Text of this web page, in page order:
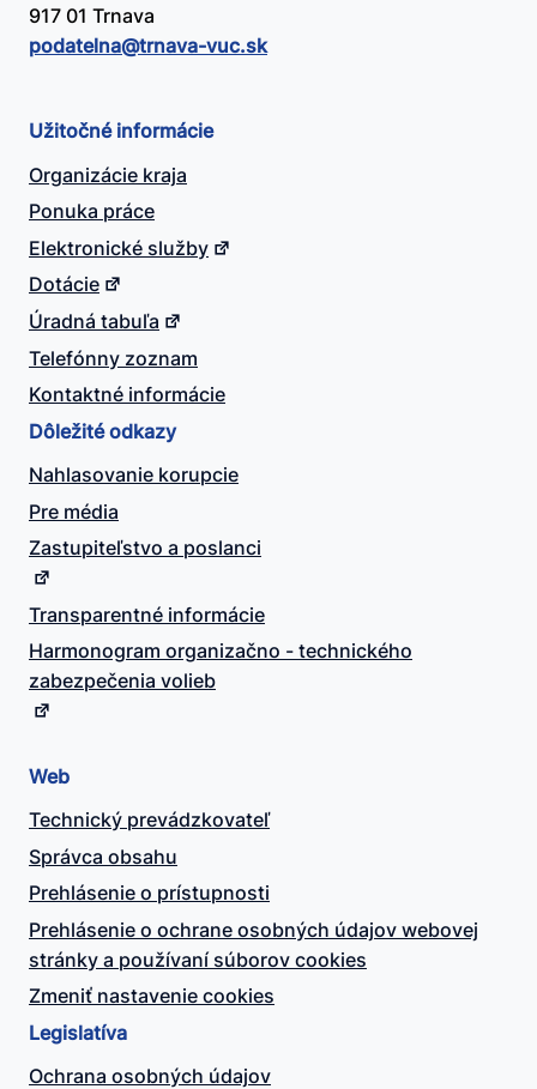
917 01 Trnava
podatelna@​trnava-vuc.sk
Užitočné informácie
Organizácie kraja
Ponuka práce
Elektronické služby
Dotácie
Úradná tabuľa
Telefónny zoznam
Kontaktné informácie
Dôležité odkazy
Nahlasovanie korupcie
Pre média
Zastupiteľstvo a poslanci
Transparentné informácie
Harmonogram organizačno - technického
zabezpečenia volieb
Web
Technický prevádzkovateľ
Správca obsahu
Prehlásenie o prístupnosti
Prehlásenie o ochrane osobných údajov webovej
stránky a používaní súborov cookies
Zmeniť nastavenie cookies
Legislatíva
Ochrana osobných údajov